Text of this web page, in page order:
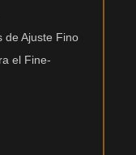
de Ajuste Fino
el Fine-